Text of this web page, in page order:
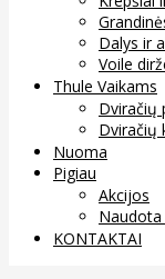
Dalys ir
Voile
Thule Vaikams
Dviračių
Dviračių
Nuoma
Pigiau
Akcijos
KONTAKTAI